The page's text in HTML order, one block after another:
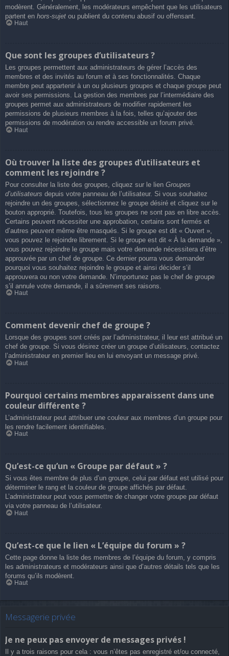
modèrent. Généralement, les modérateurs empêchent que les utilisateurs
partent en hors-sujet ou publient du contenu abusif ou offensant.
Haut
Que sont les groupes d’utilisateurs ?
Les groupes permettent aux administrateurs de gérer l’accès des
membres et des invités au forum et à ses fonctionnalités. Chaque
membre peut appartenir à un ou plusieurs groupes et chaque groupe peut
avoir ses permissions. La gestion des membres par l’intermédiaire des
groupes permet aux administrateurs de modifier rapidement les
permissions de plusieurs membres à la fois, telles qu’ajouter des
permissions de modération ou rendre accessible un forum privé.
Haut
Où trouver la liste des groupes d’utilisateurs et
comment les rejoindre ?
Pour consulter la liste des groupes, cliquez sur le lien Groupes
d’utilisateurs depuis votre panneau de l’utilisateur. Si vous souhaitez
rejoindre un des groupes, sélectionnez le groupe désiré et cliquez sur le
bouton approprié. Toutefois, tous les groupes ne sont pas en libre accès.
Certains peuvent nécessiter une approbation, certains sont fermés et
d’autres peuvent même être masqués. Si le groupe est dit « Ouvert »,
vous pouvez le rejoindre librement. Si le groupe est dit « À la demande »,
vous pouvez rejoindre le groupe mais votre demande nécessitera d’être
approuvée par un chef de groupe. Ce dernier pourra vous demander
pourquoi vous souhaitez rejoindre le groupe et ainsi décider s’il
approuvera ou non votre demande. N’importunez pas le chef de groupe
s’il annule votre demande, il a sûrement ses raisons.
Haut
Comment devenir chef de groupe ?
Lorsque des groupes sont créés par l’administrateur, il leur est attribué un
chef de groupe. Si vous désirez créer un groupe d’utilisateurs, contactez
l’administrateur en premier lieu en lui envoyant un message privé.
Haut
Pourquoi certains membres apparaissent dans une
couleur différente ?
L’administrateur peut attribuer une couleur aux membres d’un groupe pour
les rendre facilement identifiables.
Haut
Qu’est-ce qu’un « Groupe par défaut » ?
Si vous êtes membre de plus d’un groupe, celui par défaut est utilisé pour
déterminer le rang et la couleur de groupe affichés par défaut.
L’administrateur peut vous permettre de changer votre groupe par défaut
via votre panneau de l’utilisateur.
Haut
Qu’est-ce que le lien « L’équipe du forum » ?
Cette page donne la liste des membres de l’équipe du forum, y compris
les administrateurs et modérateurs ainsi que d’autres détails tels que les
forums qu’ils modèrent.
Haut
Messagerie privée
Je ne peux pas envoyer de messages privés !
Il y a trois raisons pour cela : vous n’êtes pas enregistré et/ou connecté,